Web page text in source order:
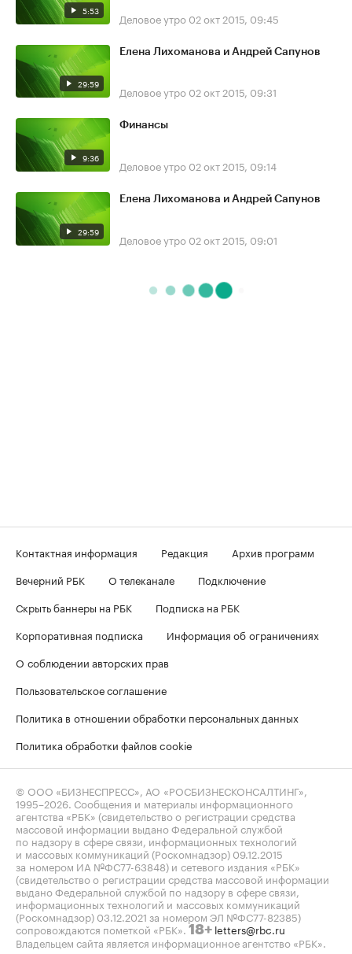
5:53 Деловое утро 02 окт 2015, 09:45
29:59
Елена Лихоманова и Андрей Сапунов
Деловое утро 02 окт 2015, 09:31
9:36
Финансы
Деловое утро 02 окт 2015, 09:14
29:59
Елена Лихоманова и Андрей Сапунов
Деловое утро 02 окт 2015, 09:01
Контактная информация Редакция
Архив программ
Вечерний РБК
О телеканале
Подключение
Скрыть баннеры на РБК
Подписка на РБК
Корпоративная подписка
Информация об ограничениях
О соблюдении авторских прав
Пользовательское соглашение
Политика в отношении обработки персональных данных
Политика обработки файлов cookie
© ООО «БИЗНЕСПРЕСС», АО «РОСБИЗНЕСКОНСАЛТИНГ»,
1995–2026 . Сообщения и материалы информационного
агентства «РБК» (свидетельство о регистрации средства
массовой информации выдано Федеральной службой
по надзору в сфере связи, информационных технологий
и массовых коммуникаций (Роскомнадзор) 09.12.2015
за номером ИА №ФС77-63848) и сетевого издания «РБК»
(свидетельство о регистрации средства массовой информации
выдано Федеральной службой по надзору в сфере связи,
информационных технологий и массовых коммуникаций
(Роскомнадзор) 03.12.2021 за номером ЭЛ №ФС77-82385)
сопровождаются пометкой «РБК». 18+ letters@rbc.ru
Владельцем сайта является информационное агентство «РБК».